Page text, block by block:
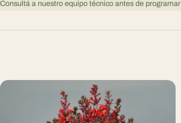
Consultá a nuestro equipo técnico antes de